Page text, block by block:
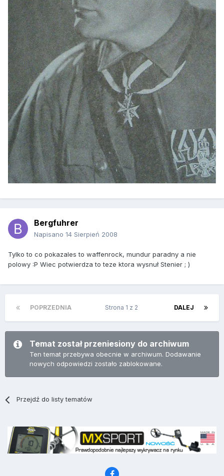
Bergfuhrer
Napisano 14 Sierpień 2008
Tylko to co pokazales to waffenrock, mundur paradny a nie
polowy :P Wiec potwierdza to teze ktora wysnuł Stenier ; )
POPRZEDNIA DALEJ
Strona 1 z 2
Temat został przeniesiony do archiwum
Ten temat przebywa obecnie w archiwum. Dodawanie
nowych odpowiedzi zostało zablokowane.
Przejdź do listy tematów